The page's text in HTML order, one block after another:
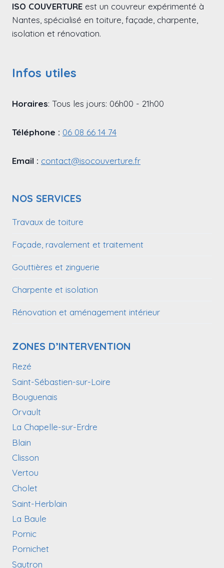
ISO COUVERTURE est un couvreur expérimenté à
Nantes, spécialisé en toiture, façade, charpente,
isolation et rénovation.
Infos utiles
Horaires: Tous les jours: 06h00 - 21h00
Téléphone : 06 08 66 14 74
Email : contact@isocouverture.fr
NOS SERVICES
Travaux de toiture
Façade, ravalement et traitement
Gouttières et zinguerie
Charpente et isolation
Rénovation et aménagement intérieur
ZONES D’INTERVENTION
Rezé
Saint-Sébastien-sur-Loire
Bouguenais
Orvault
La Chapelle-sur-Erdre
Blain
Clisson
Vertou
Cholet
Saint-Herblain
La Baule
Pornic
Pornichet
Sautron